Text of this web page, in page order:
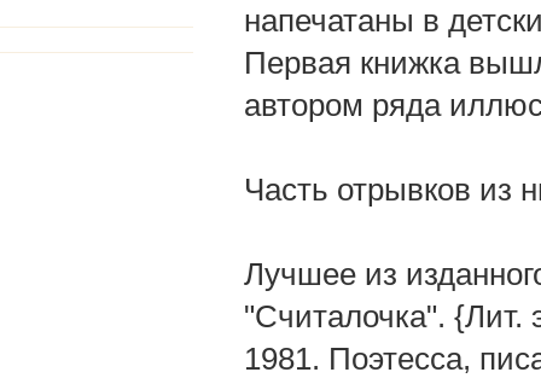
напечатаны в
Первая книжка
автором ряда
Часть отрывков из
Лучшее из
"Считалочка". {Лит.
1981. Поэтесса,